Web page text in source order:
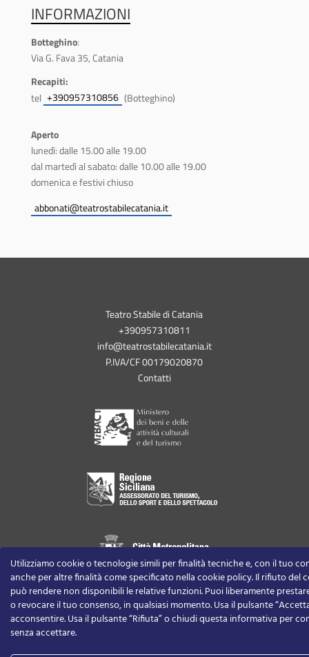
INFORMAZIONI
Botteghino:
Via G. Fava 35, Catania
Recapiti:
tel +390957310856 (Botteghino)
Aperto
lunedì: dalle 15.00 alle 19.00
dal martedì al sabato: dalle 10.00 alle 19.00
domenica e festivi chiuso
abbonati@teatrostabilecatania.it
Teatro Stabile di Catania
+390957310811
info@teatrostabilecatania.it
P.IVA/CF 00179020870
Contatti
Utilizziamo cookie o tecnologie simili per finalità tecniche e, con il tuo
anche per altre finalità come specificato nella cookie policy. Il rifiuto del
può rendere non disponibili le relative funzioni.Puoi liberamente
o revocare il tuo consenso, in qualsiasi momento.Usa il pulsante
acconsentire. Usa il pulsante “Rifiuta” o chiudi questa informativa per
senza accettare.